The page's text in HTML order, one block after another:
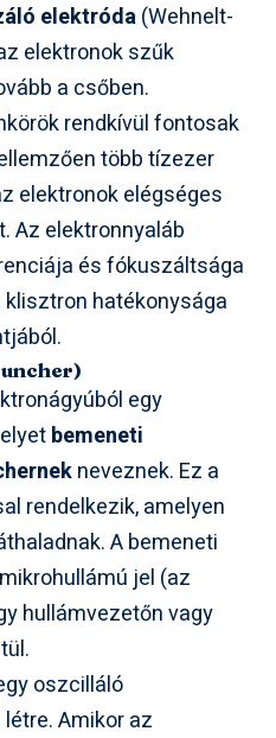
elektróda(Wehnelt-
elektronok szűk
a csőben.
rendkívül fontosak
több tízezer
elektronok elégséges
Az elektronnyaláb
és fókuszáltsága
hatékonysága
egy
bemeneti
neveznek. Ez a
rendelkezik, amelyen
A bemeneti
jel (az
hullámvezetőn vagy
oszcilláló
Amikor az